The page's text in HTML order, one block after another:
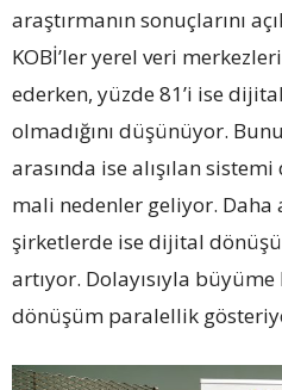
araştırmanın sonuçlarını
KOBİ’ler yerel veri
ederken, yüzde 81’i ise
olmadığını düşünüyor.
arasında ise alışılan
mali nedenler geliyor. Daha
şirketlerde ise dijital
artıyor. Dolayısıyla
dönüşüm paralellik